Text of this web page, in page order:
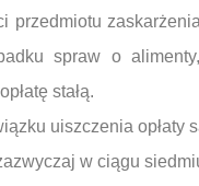
przedmiotu
spraw o
stałą.
uiszczenia opłaty
w ciągu